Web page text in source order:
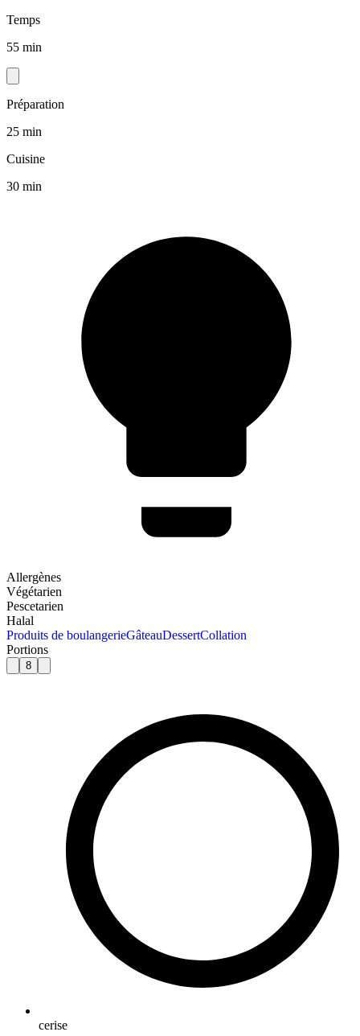
Temps
55 min
Préparation
25 min
Cuisine
30 min
Allergènes
Végétarien
Pescetarien
Halal
Produits de boulangerieGâteauDessertCollation
Portions
8
cerise